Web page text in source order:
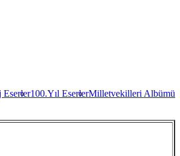
Milletvekilleri Albümü
100.Yıl Eserler
Eserler